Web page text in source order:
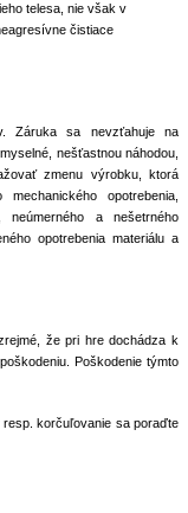
telesa, nie však v
čistiace
Záruka sa nevzťahuje na
nešťastnou náhodou,
zmenu výrobku, ktorá
opotrebenia,
neúmerného a nešetrného
opotrebenia materiálu a
že pri hre dochádza k
Poškodenie týmto
korčuľovanie sa poraďte